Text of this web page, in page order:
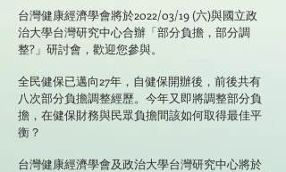
台灣健康經濟學會將於2022/03/19 (六)與國立政
治大學台灣研究中心合辦「部分負擔，部分調
整?」研討會，歡迎您參與。
全民健保已邁向27年，自健保開辦後，前後共有
八次部分負擔調整經歷。今年又即將調整部分負
擔，在健保財務與民眾負擔間該如何取得最佳平
衡？
台灣健康經濟學會及政治大學台灣研究中心將於